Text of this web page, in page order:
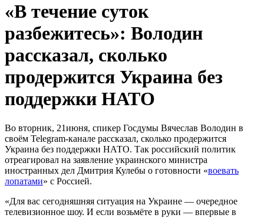
«В течение суток
разбежитесь»: Володин
рассказал, сколько
продержится Украина без
поддержки НАТО
Во вторник, 21июня, спикер Госдумы Вячеслав Володин в
своём Telegram-канале рассказал, сколько продержится
Украина без поддержки НАТО. Так российский политик
отреагировал на заявление украинского министра
иностранных дел Дмитрия Кулебы о готовности «воевать
лопатами» с Россией.
«Для вас сегодняшняя ситуация на Украине — очередное
телевизионное шоу. И если возьмёте в руки — впервые в